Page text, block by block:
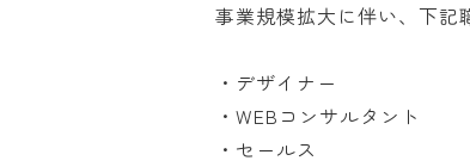
事業規模拡大に伴い、下記
・デザイナー
・WEBコンサルタント
・セールス